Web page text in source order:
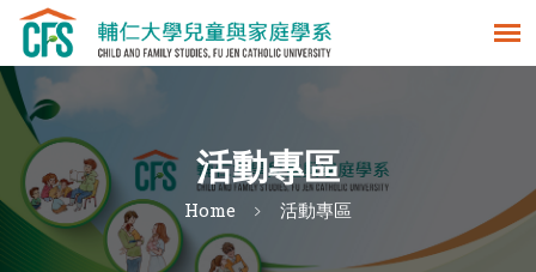
活動專區
Home 活動專區